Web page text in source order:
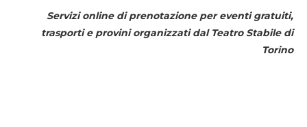
Servizi online di prenotazione per eventi gratuiti,
trasporti e provini organizzati dal Teatro Stabile di
Torino